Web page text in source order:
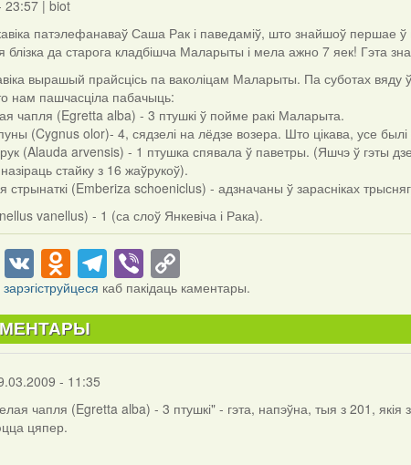
23:57 |biot
патэлефанаваў Саша Рак і паведаміў, што знайшоў першае
блізка да старога кладбішча Маларыты і мела ажно 7 яек! Гэта
вырашый прайсцісь па ваколіцам Маларыты. Па суботах
нам пашчасціла пабачыць:
чапля (Egretta alba) - 3 птушкі ў пойме ракі Маларыта.
(Cygnus olor)- 4, сядзелі на лёдзе возера. Што цікава, усе
(Alauda arvensis) - 1 птушка спявала ў паветры. (Яшчэ ў гэты
стайку з 16 жаўрукоў).
стрынаткі (Emberiza schoeniclus) - адзначаны ў зарасніках
vanellus) - 1 (са слоў Янкевіча і Рака).
Twitter
VKOdnoklassniki
Telegram
Viber
Link
зарэгіструйцеся каб пакідаць каментары.
- 11:35
чапля (Egretta alba) - 3 птушкі" - гэта, напэўна, тыя з 201, якія
цяпер.